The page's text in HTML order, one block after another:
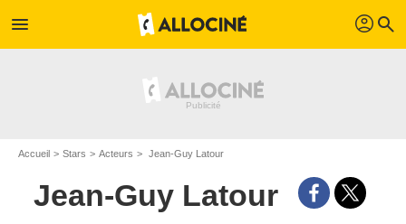
menu profil search
Accueil Stars Acteurs Jean-Guy Latour
Jean-Guy Latour